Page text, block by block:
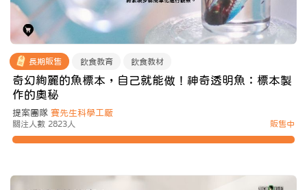
長期販售 飲食教育 飲食教材
奇幻絢麗的魚標本，自己就能做！神奇透明魚：標本製
作的奧秘
提案團隊 賽先生科學工厰
關注人數 2823人 販售中